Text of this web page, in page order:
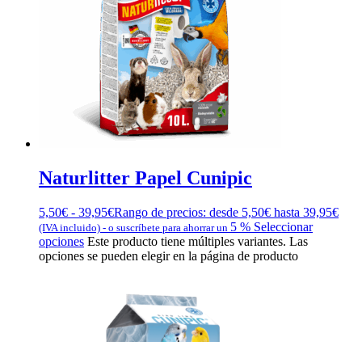
Naturlitter Papel Cunipic
5,50€ - 39,95€Rango de precios: desde 5,50€ hasta 39,95€
(IVA incluido) - o suscríbete para ahorrar un 5 % Seleccionar
opciones Este producto tiene múltiples variantes. Las
opciones se pueden elegir en la página de producto